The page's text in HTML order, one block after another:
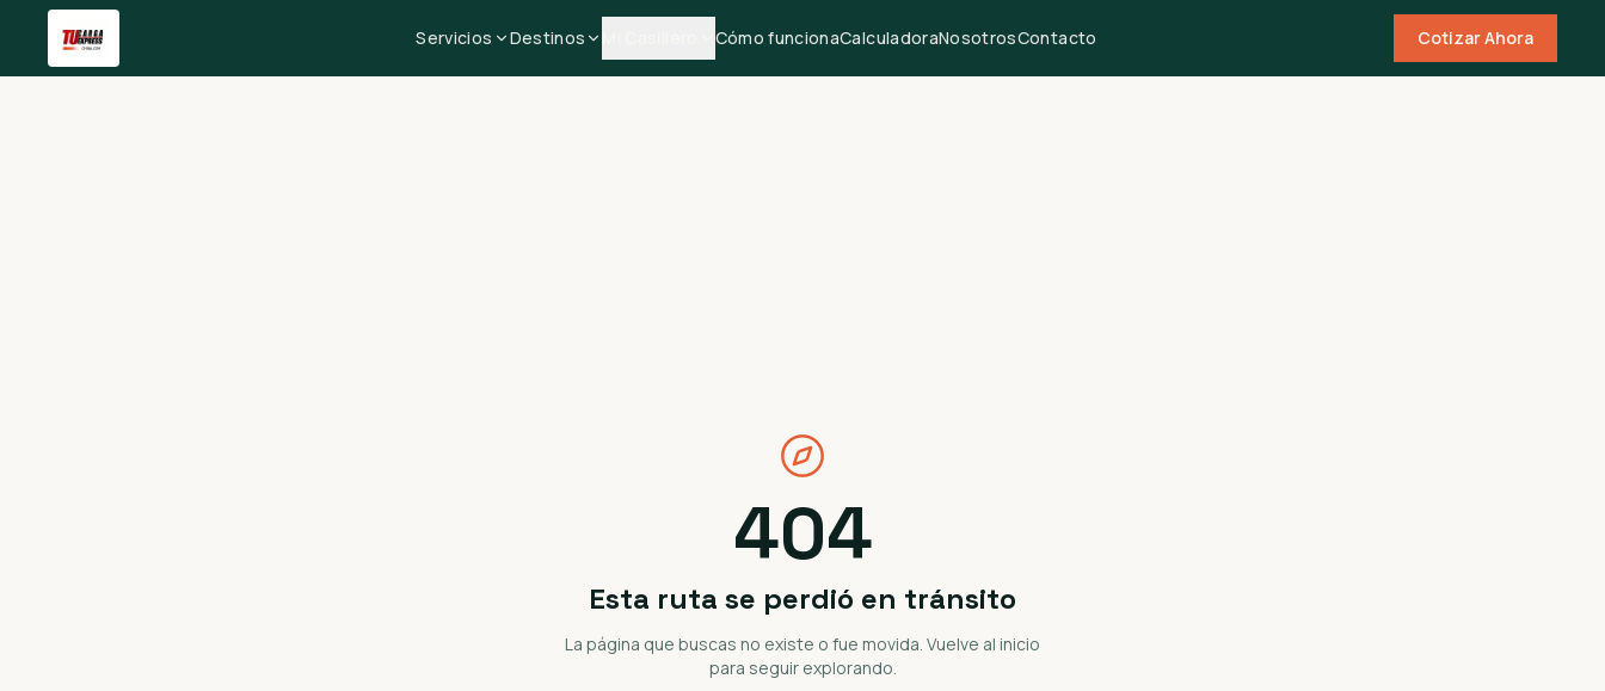
Servicios Destinos Cómo funcionaCalculadoraNosotrosContacto Cotizar Ahora
404
Esta ruta se perdió en tránsito
La página que buscas no existe o fue movida. Vuelve al inicio
para seguir explorando.